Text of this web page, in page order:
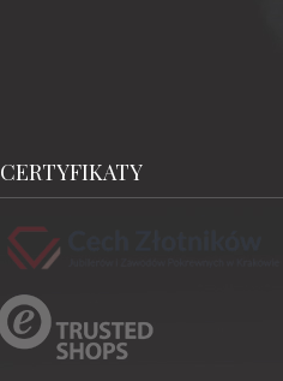
CERTYFIKATY